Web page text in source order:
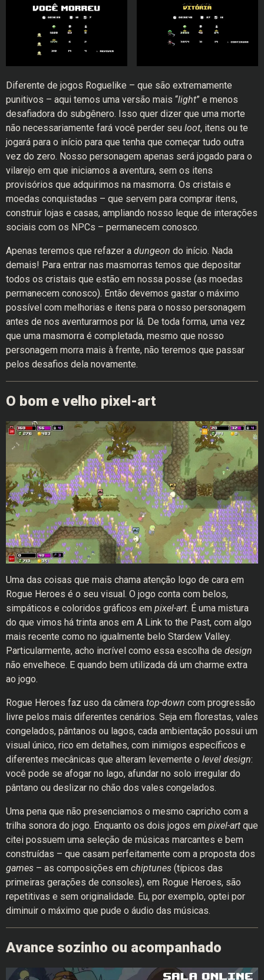
Diferente de jogos Roguelike – que são extremamente
punitivos – aqui temos uma versão mais “light” e menos
desafiadora do subgênero. Isso quer dizer que uma morte
não necessariamente fará você perder seu loot, itens ou te
jogará para o início para que tenha que começar tudo outra
vez do zero. Nosso personagem apenas será jogado para o
vilarejo em que iniciamos a aventura, sem os itens
provisórios que adquirimos na masmorra. Os cristais e
moedas conquistadas – que servem para comprar itens,
construir lojas e casas, ampliando nosso leque de interações
sociais com os NPCs – permanecem conosco.
Apenas teremos que refazer a dungeon do início. Nada
demais! Para entrar nas masmorras temos que depositar
todos os cristais que estão em nossa posse (as moedas
permanecem conosco). Então devemos gastar o máximo
possível com melhorias e itens para o nosso personagem
antes de nos aventurarmos por lá. De toda forma, uma vez
que uma masmorra é completada, mesmo que nosso
personagem morra mais à frente, não teremos que passar
pelos desafios dela novamente.
O bom e velho pixel-art
Uma das coisas que mais chama atenção logo de cara em
Rogue Heroes é o seu visual. O jogo conta com belos,
simpáticos e coloridos gráficos em pixel-art. É uma mistura
do que vimos há trinta anos em A Link to the Past, com algo
mais recente como no igualmente belo Stardew Valley.
Particularmente, acho incrível como essa escolha de design
não envelhece. E quando bem utilizada dá um charme extra
ao jogo.
Rogue Heroes faz uso da câmera top-down com progressão
livre pelos mais diferentes cenários. Seja em florestas, vales
congelados, pântanos ou lagos, cada ambientação possui um
visual único, rico em detalhes, com inimigos específicos e
diferentes mecânicas que alteram levemente o level design:
você pode se afogar no lago, afundar no solo irregular do
pântano ou deslizar no chão dos vales congelados.
Uma pena que não presenciamos o mesmo capricho com a
trilha sonora do jogo. Enquanto os dois jogos em pixel-art que
citei possuem uma seleção de músicas marcantes e bem
construídas – que casam perfeitamente com a proposta dos
games – as composições em chiptunes (típicos das
primeiras gerações de consoles), em Rogue Heroes, são
repetitivas e sem originalidade. Eu, por exemplo, optei por
diminuir o máximo que pude o áudio das músicas.
Avance sozinho ou acompanhado